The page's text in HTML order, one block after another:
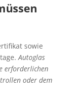
sowie
Autoglas
erforderlichen
oder dem